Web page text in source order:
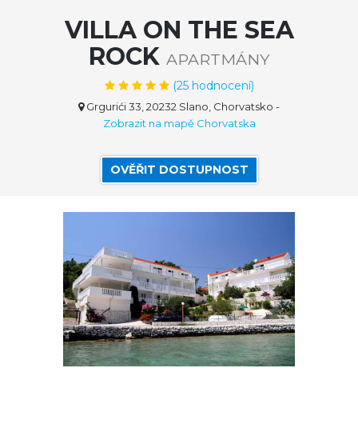
VILLA ON THE SEA
ROCK APARTMÁNY
(25hodnocení)
Grgurići 33, 20232 Slano, Chorvatsko -
Zobrazit na mapě Chorvatska
OVĚŘIT DOSTUPNOST